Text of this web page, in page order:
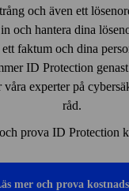
och även ett
och hantera dina
faktum och dina
ID Protection
våra experter på
råd.
prova ID Protection
mer och prova